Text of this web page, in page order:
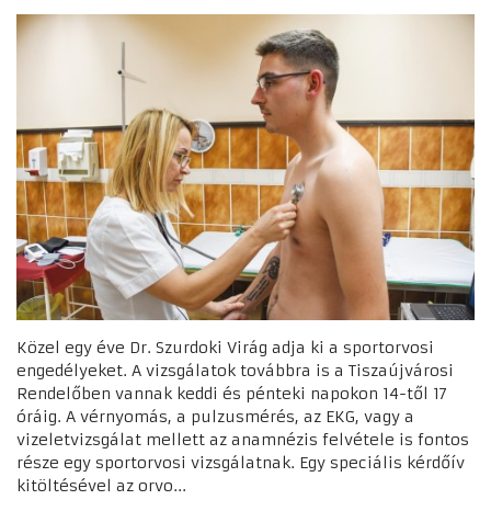
Közel egy éve Dr. Szurdoki Virág adja ki a sportorvosi
engedélyeket. A vizsgálatok továbbra is a Tiszaújvárosi
Rendelőben vannak keddi és pénteki napokon 14-től 17
óráig. A vérnyomás, a pulzusmérés, az EKG, vagy a
vizeletvizsgálat mellett az anamnézis felvétele is fontos
része egy sportorvosi vizsgálatnak. Egy speciális kérdőív
kitöltésével az orvo...